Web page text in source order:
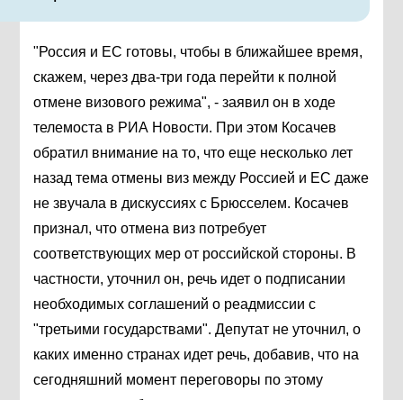
"Россия и ЕС готовы, чтобы в ближайшее время,
скажем, через два-три года перейти к полной
отмене визового режима", - заявил он в ходе
телемоста в РИА Новости. При этом Косачев
обратил внимание на то, что еще несколько лет
назад тема отмены виз между Россией и ЕС даже
не звучала в дискуссиях с Брюсселем. Косачев
признал, что отмена виз потребует
соответствующих мер от российской стороны. В
частности, уточнил он, речь идет о подписании
необходимых соглашений о реадмиссии с
"третьими государствами". Депутат не уточнил, о
каких именно странах идет речь, добавив, что на
сегодняшний момент переговоры по этому